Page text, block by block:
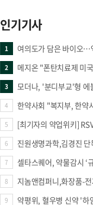
인기기사
1
2
3
4
5
6
7
8
9